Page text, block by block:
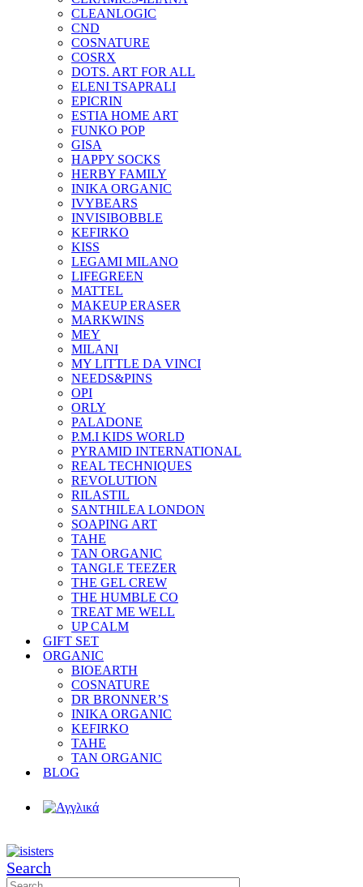
CLEANLOGIC
CND
COSNATURE
COSRX
DOTS. ART FOR ALL
ELENI TSAPRALI
EPICRIN
ESTIA HOME ART
FUNKO POP
GISA
HAPPY SOCKS
HERBY FAMILY
INIKA ORGANIC
IVYBEARS
INVISIBOBBLE
KEFIRKO
KISS
LEGAMI MILANO
LIFEGREEN
MATTEL
MAKEUP ERASER
MARKWINS
MEY
MILANI
MY LITTLE DA VINCI
NEEDS&PINS
OPI
ORLY
PALADONE
P.M.I KIDS WORLD
PYRAMID INTERNATIONAL
REAL TECHNIQUES
REVOLUTION
RILASTIL
SANTHILEA LONDON
SOAPING ART
TAHE
TAN ORGANIC
TANGLE TEEZER
THE GEL CREW
THE HUMBLE CO
TREAT ME WELL
UP CALM
GIFT SET
ORGANIC
BIOEARTH
COSNATURE
DR BRONNER’S
INIKA ORGANIC
KEFIRKO
TAHE
TAN ORGANIC
BLOG
Search